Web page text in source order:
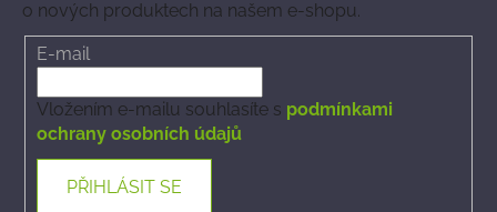
o nových produktech na našem e-shopu.
E-mail
Vložením e-mailu souhlasíte s podmínkami
ochrany osobních údajů
PŘIHLÁSIT SE